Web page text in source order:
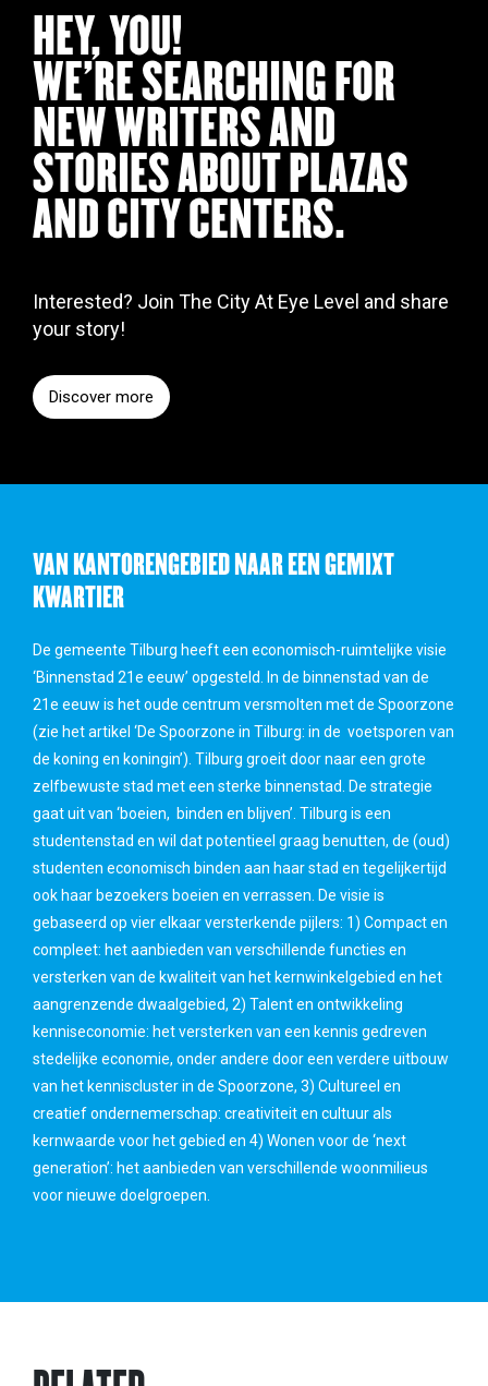
HEY, YOU!
WE’RE SEARCHING FOR
NEW WRITERS AND
STORIES ABOUT PLAZAS
AND CITY CENTERS.
Interested? Join The City At Eye Level and share
your story!
Discover more
VAN KANTORENGEBIED NAAR EEN GEMIXT
KWARTIER
De gemeente Tilburg heeft een economisch-ruimtelijke visie
‘Binnenstad 21e eeuw’ opgesteld. In de binnenstad van de
21e eeuw is het oude centrum versmolten met de Spoorzone
(zie het artikel ‘De Spoorzone in Tilburg: in de voetsporen van
de koning en koningin’). Tilburg groeit door naar een grote
zelfbewuste stad met een sterke binnenstad. De strategie
gaat uit van ‘boeien, binden en blijven’. Tilburg is een
studentenstad en wil dat potentieel graag benutten, de (oud)
studenten economisch binden aan haar stad en tegelijkertijd
ook haar bezoekers boeien en verrassen. De visie is
gebaseerd op vier elkaar versterkende pijlers: 1) Compact en
compleet: het aanbieden van verschillende functies en
versterken van de kwaliteit van het kernwinkelgebied en het
aangrenzende dwaalgebied, 2) Talent en ontwikkeling
kenniseconomie: het versterken van een kennis gedreven
stedelijke economie, onder andere door een verdere uitbouw
van het kenniscluster in de Spoorzone, 3) Cultureel en
creatief ondernemerschap: creativiteit en cultuur als
kernwaarde voor het gebied en 4) Wonen voor de ‘next
generation’: het aanbieden van verschillende woonmilieus
voor nieuwe doelgroepen.